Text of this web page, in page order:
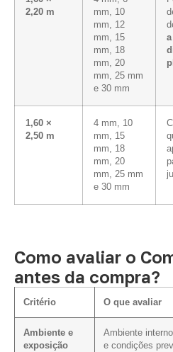
2,20 m
mm, 10
mm, 12
mm, 15
mm, 18
mm, 20
mm, 25 mm
e 30 mm
1,60 ×
2,50 m
4 mm, 10
mm, 15
mm, 18
mm, 20
mm, 25 mm
e 30 mm
Como avaliar o
antes da compra?
Critério O que avaliar
Ambiente e
exposição
Ambiente
e condições